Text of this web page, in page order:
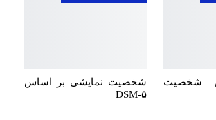
شخصیت
شخصیت نمایشی بر اساس
DSM-۵